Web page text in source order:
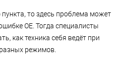
пункта, то здесь проблема может
ОЕ. Тогда специалисты
как техника себя ведёт при
режимов.